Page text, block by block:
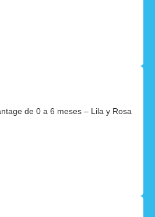
de 0 a 6 meses – Lila y Rosa